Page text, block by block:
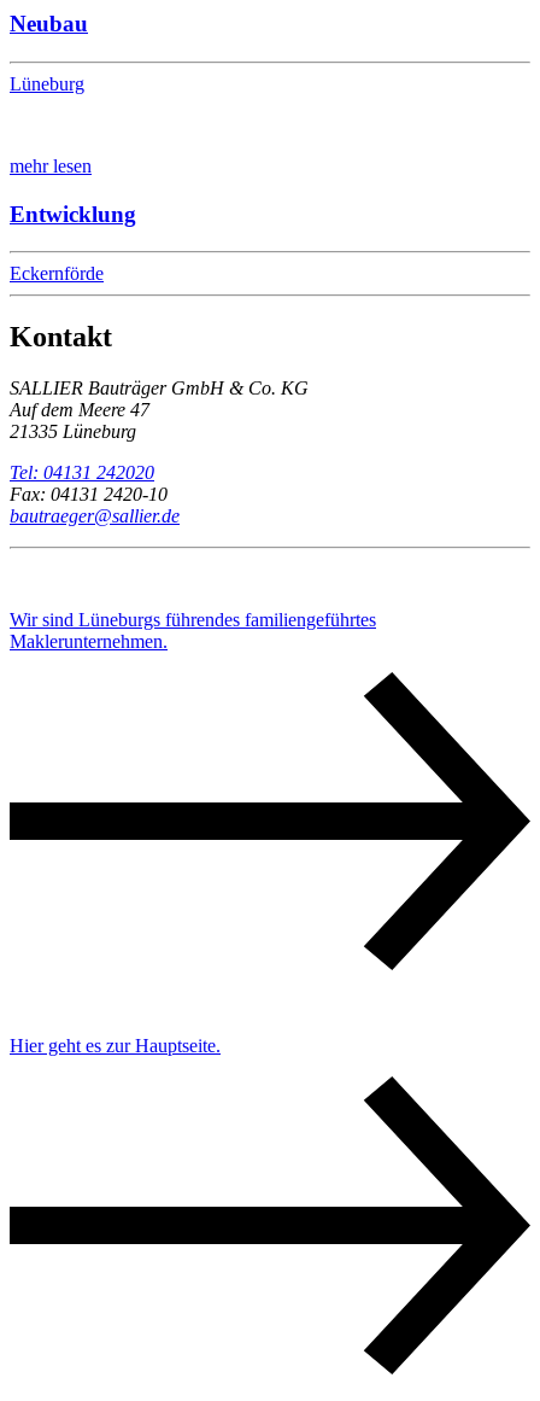
Neubau
Lüneburg
mehr lesen
Entwicklung
Eckernförde
Kontakt
SALLIER Bauträger GmbH & Co. KG
Auf dem Meere 47
21335 Lüneburg
Tel: 04131 242020
Fax: 04131 2420-10
bautraeger@sallier.de
Wir sind Lüneburgs führendes familiengeführtes
Maklerunternehmen.
Hier geht es zur Hauptseite.